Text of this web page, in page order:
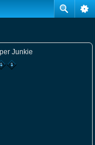
Junkie